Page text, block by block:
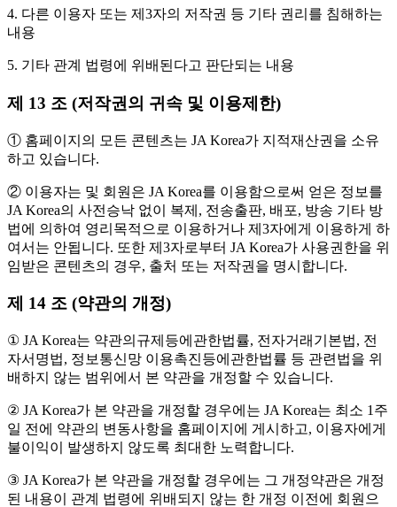
4. 다른 이용자 또는 제3자의 저작권 등 기타 권리를 침해하는
내용
5. 기타 관계 법령에 위배된다고 판단되는 내용
제 13 조 (저작권의 귀속 및 이용제한)
① 홈페이지의 모든 콘텐츠는 JA Korea가 지적재산권을 소유
하고 있습니다.
② 이용자는 및 회원은 JA Korea를 이용함으로써 얻은 정보를
JA Korea의 사전승낙 없이 복제, 전송출판, 배포, 방송 기타 방
법에 의하여 영리목적으로 이용하거나 제3자에게 이용하게 하
여서는 안됩니다. 또한 제3자로부터 JA Korea가 사용권한을 위
임받은 콘텐츠의 경우, 출처 또는 저작권을 명시합니다.
제 14 조 (약관의 개정)
① JA Korea는 약관의규제등에관한법률, 전자거래기본법, 전
자서명법, 정보통신망 이용촉진등에관한법률 등 관련법을 위
배하지 않는 범위에서 본 약관을 개정할 수 있습니다.
② JA Korea가 본 약관을 개정할 경우에는 JA Korea는 최소 1주
일 전에 약관의 변동사항을 홈페이지에 게시하고, 이용자에게
불이익이 발생하지 않도록 최대한 노력합니다.
③ JA Korea가 본 약관을 개정할 경우에는 그 개정약관은 개정
된 내용이 관계 법령에 위배되지 않는 한 개정 이전에 회원으